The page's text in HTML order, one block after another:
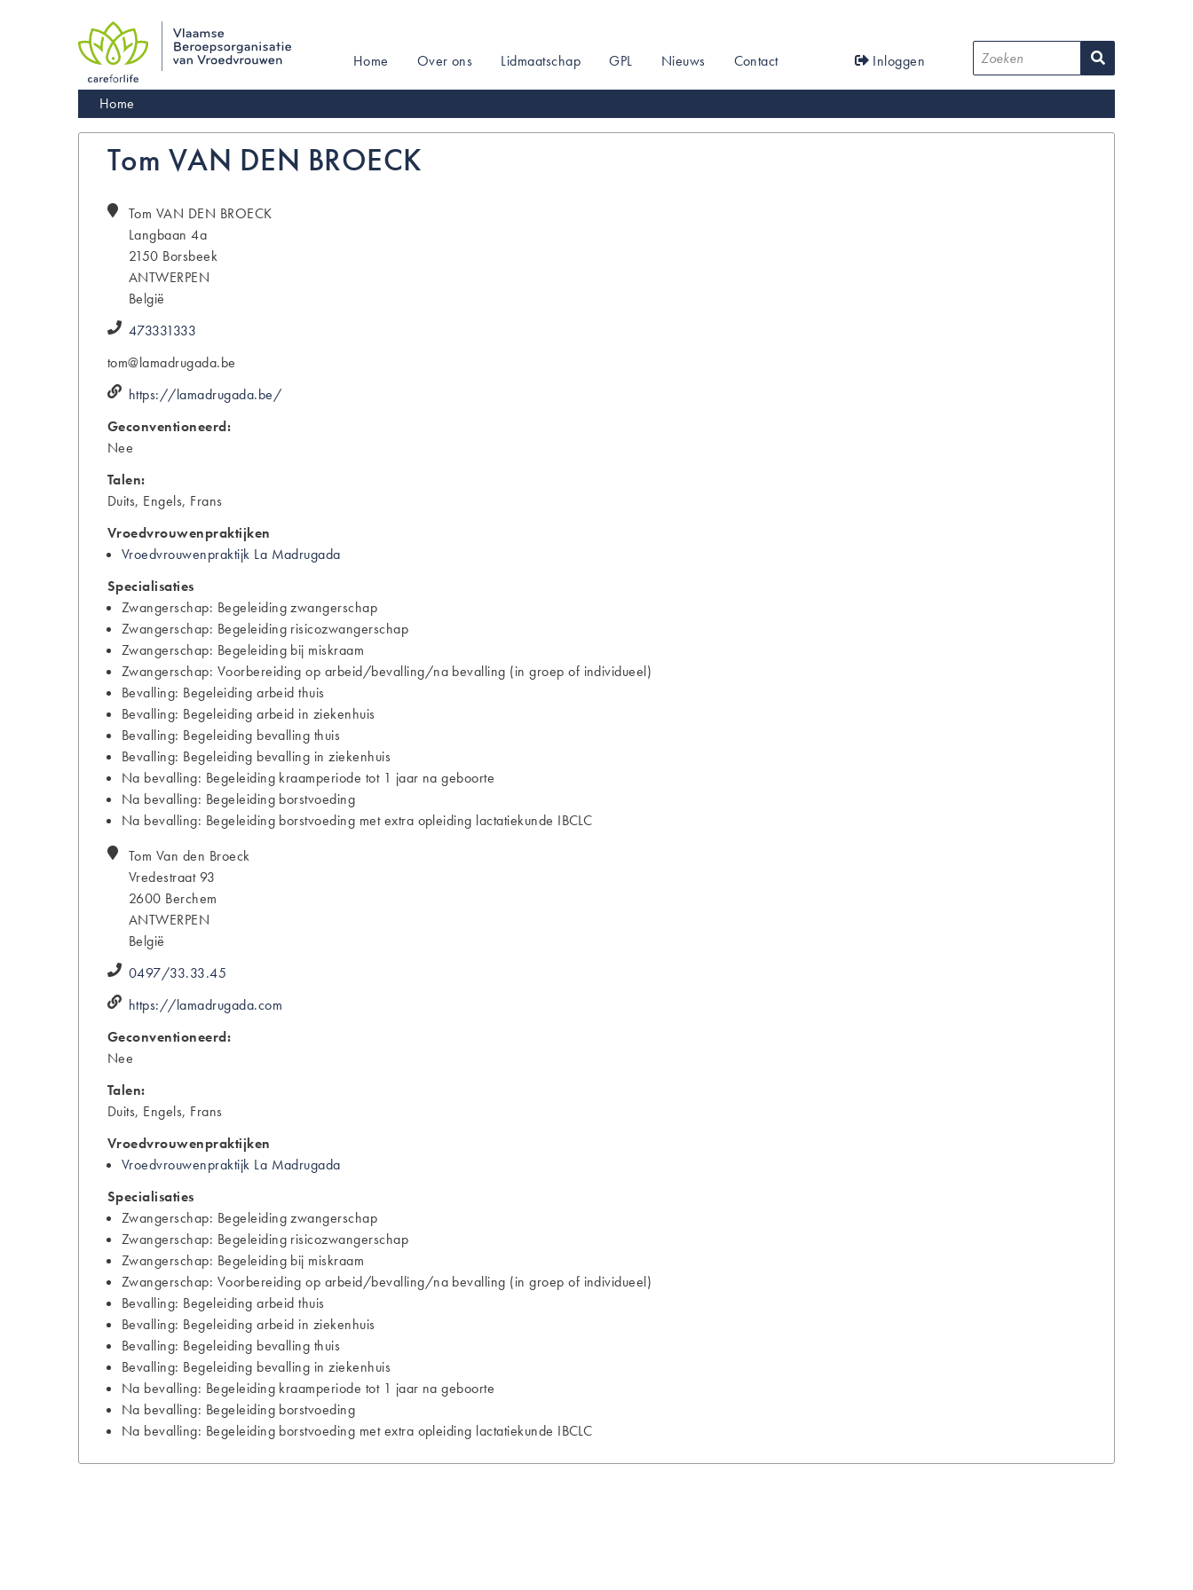
Main
navigation
Home Over ons Lidmaatschap GPL Nieuws Contact
User
account
menu
Inloggen
Kruimelpad
Home
Tom VAN DEN BROECK
Tom VAN DEN BROECK
Langbaan 4a
2150 Borsbeek
ANTWERPEN
België
473331333
tom@lamadrugada.be
https://lamadrugada.be/
Geconventioneerd:
Nee
Talen:
Duits, Engels, Frans
Vroedvrouwenpraktijken
Vroedvrouwenpraktijk La Madrugada
Specialisaties
Zwangerschap: Begeleiding zwangerschap
Zwangerschap: Begeleiding risicozwangerschap
Zwangerschap: Begeleiding bij miskraam
Zwangerschap: Voorbereiding op arbeid/bevalling/na bevalling (in groep of individueel)
Bevalling: Begeleiding arbeid thuis
Bevalling: Begeleiding arbeid in ziekenhuis
Bevalling: Begeleiding bevalling thuis
Bevalling: Begeleiding bevalling in ziekenhuis
Na bevalling: Begeleiding kraamperiode tot 1 jaar na geboorte
Na bevalling: Begeleiding borstvoeding
Na bevalling: Begeleiding borstvoeding met extra opleiding lactatiekunde IBCLC
Tom Van den Broeck
Vredestraat 93
2600 Berchem
ANTWERPEN
België
0497/33.33.45
https://lamadrugada.com
Geconventioneerd:
Nee
Talen:
Duits, Engels, Frans
Vroedvrouwenpraktijken
Vroedvrouwenpraktijk La Madrugada
Specialisaties
Zwangerschap: Begeleiding zwangerschap
Zwangerschap: Begeleiding risicozwangerschap
Zwangerschap: Begeleiding bij miskraam
Zwangerschap: Voorbereiding op arbeid/bevalling/na bevalling (in groep of individueel)
Bevalling: Begeleiding arbeid thuis
Bevalling: Begeleiding arbeid in ziekenhuis
Bevalling: Begeleiding bevalling thuis
Bevalling: Begeleiding bevalling in ziekenhuis
Na bevalling: Begeleiding kraamperiode tot 1 jaar na geboorte
Na bevalling: Begeleiding borstvoeding
Na bevalling: Begeleiding borstvoeding met extra opleiding lactatiekunde IBCLC